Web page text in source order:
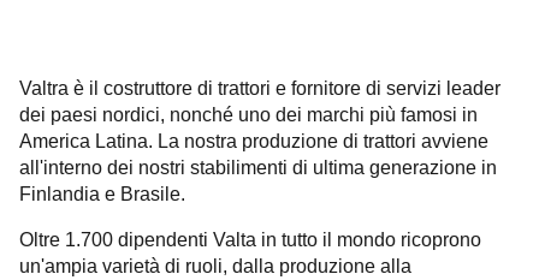
Valtra è il costruttore di trattori e fornitore di servizi leader
dei paesi nordici, nonché uno dei marchi più famosi in
America Latina. La nostra produzione di trattori avviene
all'interno dei nostri stabilimenti di ultima generazione in
Finlandia e Brasile.
Oltre 1.700 dipendenti Valta in tutto il mondo ricoprono
un'ampia varietà di ruoli, dalla produzione alla